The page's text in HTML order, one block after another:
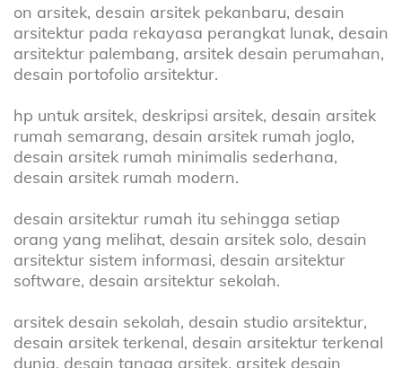
on arsitek, desain arsitek pekanbaru, desain
arsitektur pada rekayasa perangkat lunak, desain
arsitektur palembang, arsitek desain perumahan,
desain portofolio arsitektur.
hp untuk arsitek, deskripsi arsitek, desain arsitek
rumah semarang, desain arsitek rumah joglo,
desain arsitek rumah minimalis sederhana,
desain arsitek rumah modern.
desain arsitektur rumah itu sehingga setiap
orang yang melihat, desain arsitek solo, desain
arsitektur sistem informasi, desain arsitektur
software, desain arsitektur sekolah.
arsitek desain sekolah, desain studio arsitektur,
desain arsitek terkenal, desain arsitektur terkenal
dunia, desain tangga arsitek, arsitek desain